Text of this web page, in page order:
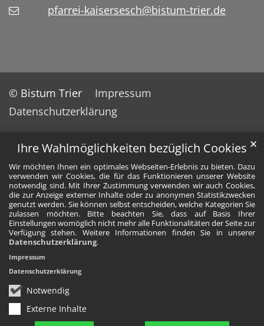
Ihre Wahlmöglichkeiten bezüglich Cookies
Wir möchten Ihnen ein optimales Webseiten-Erlebnis zu bieten. Dazu
verwenden wir Cookies, die für das Funktionieren unserer Website
notwendig sind. Mit Ihrer Zustimmung verwenden wir auch Cookies,
die zur Anzeige externer Inhalte oder zu anonymen Statistikzwecken
genutzt werden. Sie können selbst entscheiden, welche Kategorien Sie
zulassen möchten. Bitte beachten Sie, dass auf Basis Ihrer
Einstellungen womöglich nicht mehr alle Funktionalitäten der Seite zur
Verfügung stehen. Weitere Informationen finden Sie in unserer
Datenschutzerklärung.
Notwendig
Externe Inhalte
✕
Impressum
Datenschutzerklärung
pfarrei-kaisersesch@bistum-trier.de
© Bistum Trier
Impressum
Datenschutzerklärung